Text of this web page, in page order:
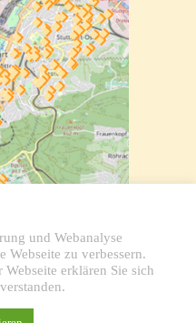
und Webanalyse
Webseite zu verbessern.
erklären Sie sich